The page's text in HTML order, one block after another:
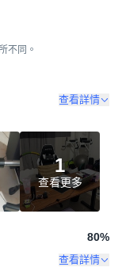
不同。
查看詳情
1
查看更多
80%
查看詳情